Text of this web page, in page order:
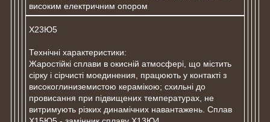
високим електричним опором
Х23Ю5
Технічні характеристики:
Жаростійкі сплави в окисній атмосфері, що містить
сірку і сірчисті моединения, працюють у контакті з
високоглиниземистою керамікою; схильні до
провисання при підвищених температурах, не
витримують різких динамічних навантажень. Сплав